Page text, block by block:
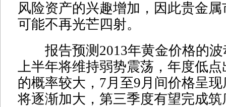
风险资产的兴趣增加，因此贵金
可能不再光芒四射。
报告预测2013年黄金价格的波
上半年将维持弱势震荡，年度低
的概率较大，7月至9月间价格呈
将逐渐加大，第三季度有望完成